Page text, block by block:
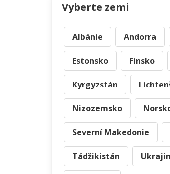
Vyberte zemi
Albánie Andorra
Estonsko Finsko
Kyrgyzstán
Nizozemsko
Severní Makedonie
Tádžikistán